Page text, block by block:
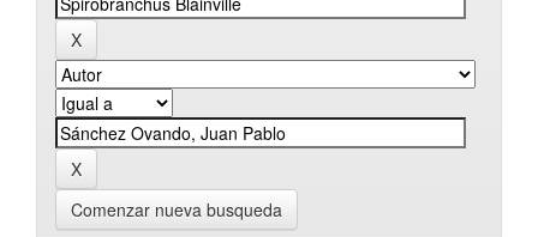
Comenzar nueva busqueda